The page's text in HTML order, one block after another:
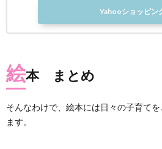
Yahooショッピン
絵本 まとめ
そんなわけで、絵本には日々の子育て
ます。